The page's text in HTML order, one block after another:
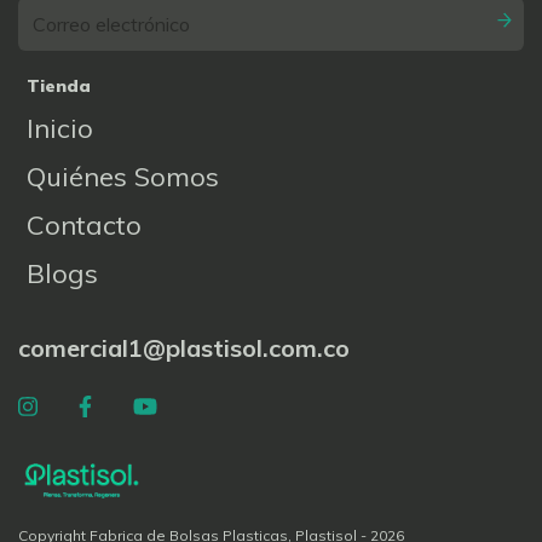
Tienda
Inicio
Quiénes Somos
Contacto
Blogs
comercial1@plastisol.com.co
Copyright Fabrica de Bolsas Plasticas, Plastisol - 2026